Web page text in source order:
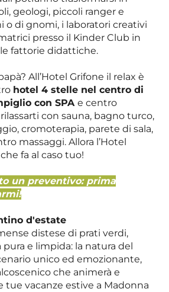
geologi, piccoli ranger e
o di gnomi, i laboratori creativi
presso il Kinder Club in
fattorie didattiche.
All’Hotel Grifone il relax è
hotel 4 stelle nel centro di
con SPA e centro
con sauna, bagno turco,
cromoterapia, parete di sala,
massaggi. Allora l’Hotel
fa al caso tuo!
un preventivo: prima
d'estate
distese di prati verdi,
e limpida: la natura del
unico ed emozionante,
che animerà e
tue vacanze estive a Madonna